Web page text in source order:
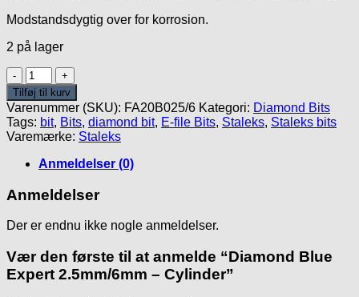
Modstandsdygtig over for korrosion.
2 på lager
Diamond
Blue
Expert
2.5mm/6mm
-
Cylinder
antal
Tilføj til kurv
Varenummer (SKU): FA20B025/6 Kategori: Diamond Bits
Tags: bit, Bits, diamond bit, E-file Bits, Staleks, Staleks bits
Varemærke: Staleks
Anmeldelser (0)
Anmeldelser
Der er endnu ikke nogle anmeldelser.
Vær den første til at anmelde “Diamond Blue
Expert 2.5mm/6mm – Cylinder”